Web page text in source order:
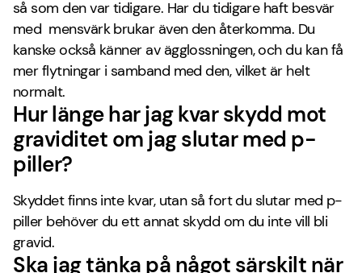
så som den var tidigare. Har du tidigare haft besvär
med mensvärk brukar även den återkomma. Du
kanske också känner av ägglossningen, och du kan få
mer flytningar i samband med den, vilket är helt
normalt.
Hur länge har jag kvar skydd mot
graviditet om jag slutar med p-
piller?
Skyddet finns inte kvar, utan så fort du slutar med p-
piller behöver du ett annat skydd om du inte vill bli
gravid.
Ska jag tänka på något särskilt när